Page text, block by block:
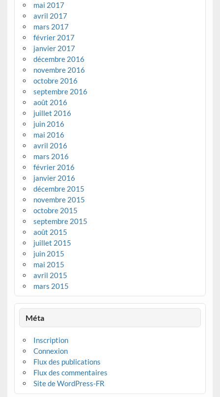
mai 2017
avril 2017
mars 2017
février 2017
janvier 2017
décembre 2016
novembre 2016
octobre 2016
septembre 2016
août 2016
juillet 2016
juin 2016
mai 2016
avril 2016
mars 2016
février 2016
janvier 2016
décembre 2015
novembre 2015
octobre 2015
septembre 2015
août 2015
juillet 2015
juin 2015
mai 2015
avril 2015
mars 2015
Méta
Inscription
Connexion
Flux des publications
Flux des commentaires
Site de WordPress-FR